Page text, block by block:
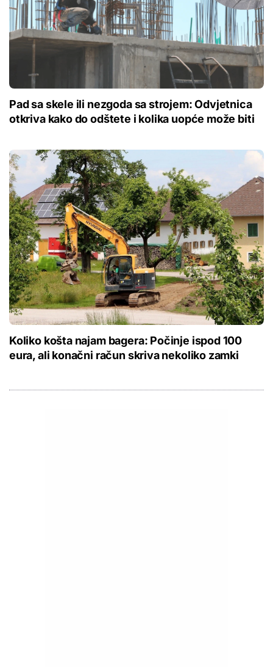
Pad sa skele ili nezgoda sa strojem: Odvjetnica
otkriva kako do odštete i kolika uopće može biti
Koliko košta najam bagera: Počinje ispod 100
eura, ali konačni račun skriva nekoliko zamki